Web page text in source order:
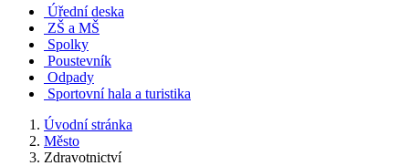
Úřední deska
ZŠ a MŠ
Spolky
Poustevník
Odpady
Sportovní hala a turistika
Úvodní stránka
Město
Zdravotnictví